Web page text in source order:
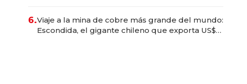
6.Viaje a la mina de cobre más grande del mundo:
Escondida, el gigante chileno que exporta US$